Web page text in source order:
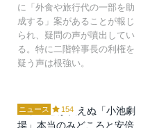
に「外食や旅行代の一部を助
成する」案があることが報じ
られ、疑問の声が噴出してい
る。特に二階幹事長の利権を
疑う声は根強い。
ニュース 154